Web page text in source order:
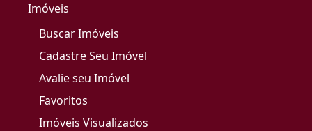
Imóveis
Buscar Imóveis
Cadastre Seu Imóvel
Avalie seu Imóvel
Favoritos
Imóveis Visualizados